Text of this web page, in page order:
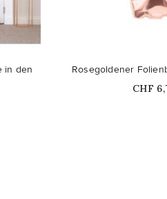
in den
Nicht auf
Rosegoldener
Price
CHF